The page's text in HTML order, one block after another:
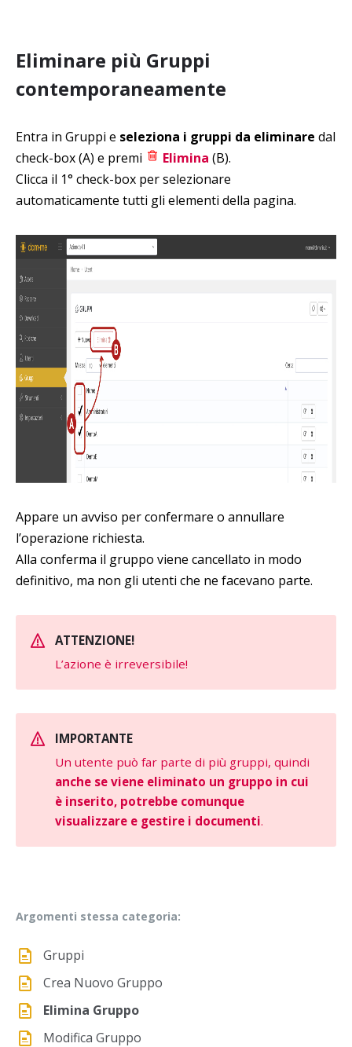
Eliminare più Gruppi
contemporaneamente
Entra in Gruppi e seleziona i gruppi da eliminare dal
check-box (A) e premi
Elimina (B).
Clicca il 1° check-box per selezionare
automaticamente tutti gli elementi della pagina.
Appare un avviso per confermare o annullare
l’operazione richiesta.
Alla conferma il gruppo viene cancellato in modo
definitivo, ma non gli utenti che ne facevano parte.
ATTENZIONE!
L’azione è irreversibile!
IMPORTANTE
Un utente può far parte di più gruppi, quindi
anche se viene eliminato un gruppo in cui
è inserito, potrebbe comunque
visualizzare e gestire i documenti.
Argomenti stessa categoria:
Gruppi
Crea Nuovo Gruppo
Elimina Gruppo
Modifica Gruppo